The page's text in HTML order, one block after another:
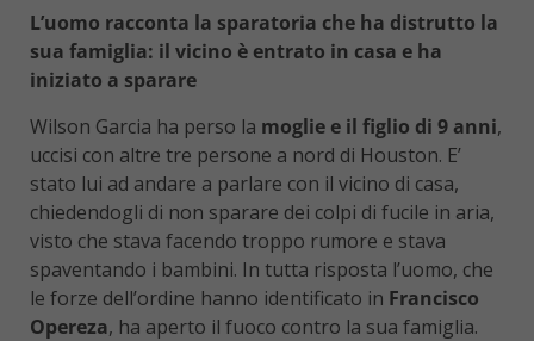
L’uomo racconta la sparatoria che ha distrutto la
sua famiglia: il vicino è entrato in casa e ha
iniziato a sparare
Wilson Garcia ha perso la moglie e il figlio di 9 anni,
uccisi con altre tre persone a nord di Houston. E’
stato lui ad andare a parlare con il vicino di casa,
chiedendogli di non sparare dei colpi di fucile in aria,
visto che stava facendo troppo rumore e stava
spaventando i bambini. In tutta risposta l’uomo, che
le forze dell’ordine hanno identificato in Francisco
Opereza, ha aperto il fuoco contro la sua famiglia.